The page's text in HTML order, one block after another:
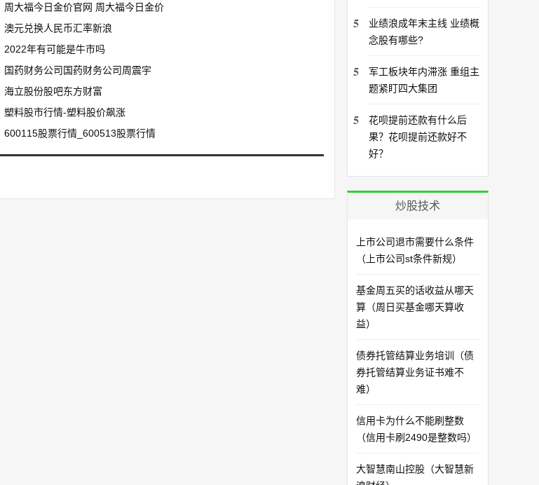
周大福今日金价官网 周大福今日金价
澳元兑换人民币汇率新浪
2022年有可能是牛市吗
国药财务公司国药财务公司周震宇
海立股份股吧东方财富
塑料股市行情-塑料股价飙涨
600115股票行情_600513股票行情
5
业绩浪成年末主线 业绩概
念股有哪些?
5
军工板块年内滞涨 重组主
题紧盯四大集团
5
花呗提前还款有什么后
果？花呗提前还款好不
好？
炒股技术
上市公司退市需要什么条件
（上市公司st条件新规）
基金周五买的话收益从哪天
算（周日买基金哪天算收
益）
债券托管结算业务培训（债
券托管结算业务证书难不
难）
信用卡为什么不能刷整数
（信用卡刷2490是整数吗）
大智慧南山控股（大智慧新